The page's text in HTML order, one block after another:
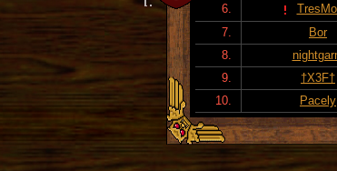
6.
7.
Bor
8.
9.
†X3F†
10.
Pacely